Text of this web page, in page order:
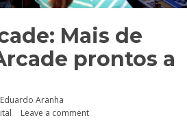
Mais de
prontos a
Eduardo Aranha
Leave a comment